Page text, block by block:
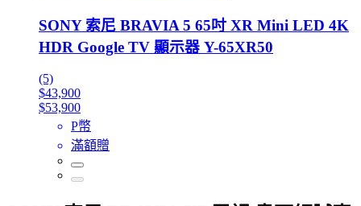
SONY 索尼 BRAVIA 5 65吋 XR Mini LED 4K
HDR Google TV 顯示器 Y-65XR50
(5)
$43,900
$53,900
P幣
滿額贈